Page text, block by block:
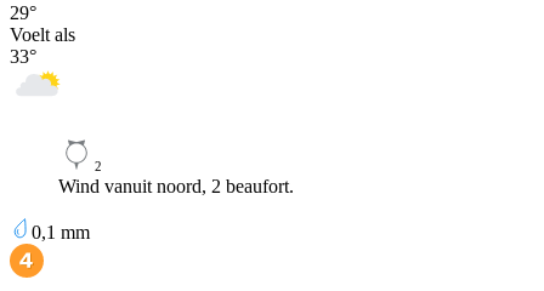
29°
Voelt als
33°
2
Wind vanuit noord, 2 beaufort.
0,1 mm